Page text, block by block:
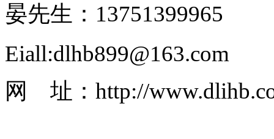
晏先生：13751399965
Eiall:dlhb899@163.com
网 址：http://